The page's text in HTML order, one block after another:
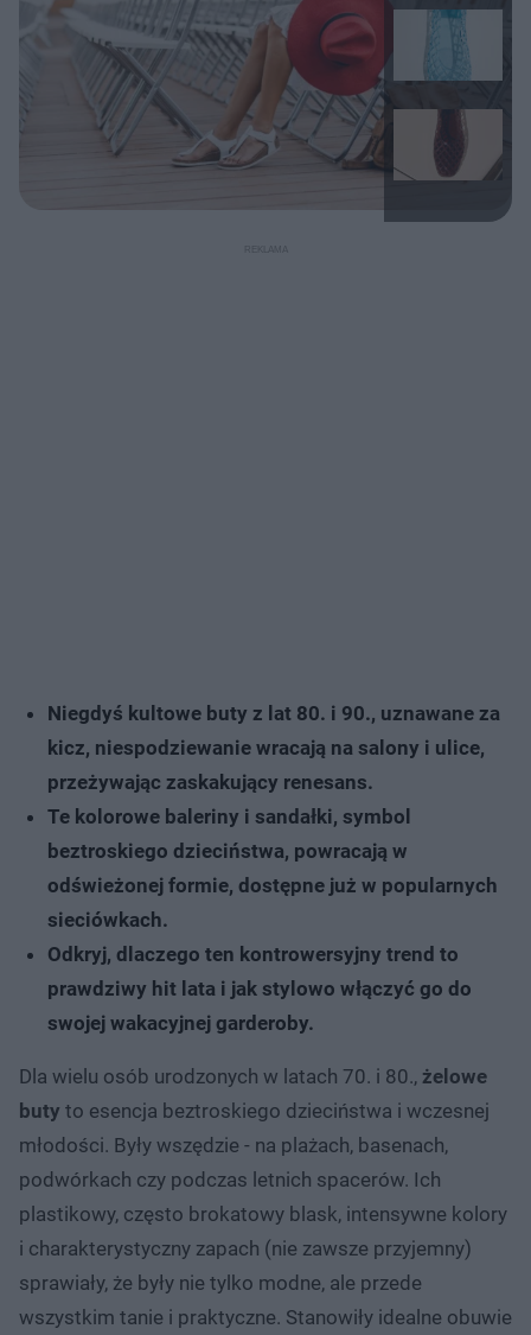
Niegdyś kultowe buty z lat 80. i 90., uznawane za
kicz, niespodziewanie wracają na salony i ulice,
przeżywając zaskakujący renesans.
Te kolorowe baleriny i sandałki, symbol
beztroskiego dzieciństwa, powracają w
odświeżonej formie, dostępne już w popularnych
sieciówkach.
Odkryj, dlaczego ten kontrowersyjny trend to
prawdziwy hit lata i jak stylowo włączyć go do
swojej wakacyjnej garderoby.
Dla wielu osób urodzonych w latach 70. i 80., żelowe
buty to esencja beztroskiego dzieciństwa i wczesnej
młodości. Były wszędzie - na plażach, basenach,
podwórkach czy podczas letnich spacerów. Ich
plastikowy, często brokatowy blask, intensywne kolory
i charakterystyczny zapach (nie zawsze przyjemny)
sprawiały, że były nie tylko modne, ale przede
wszystkim tanie i praktyczne. Stanowiły idealne obuwie